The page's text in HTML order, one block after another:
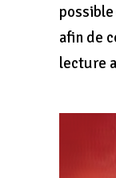
afin de
lecture